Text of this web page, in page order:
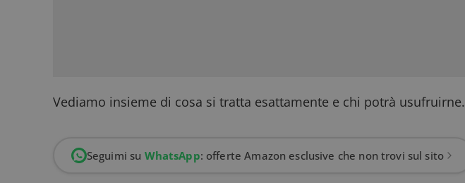
Vediamo insieme di cosa si tratta esattamente e chi potrà usufruirne.
Seguimi su WhatsApp: offerte Amazon esclusive che non trovi sul sito